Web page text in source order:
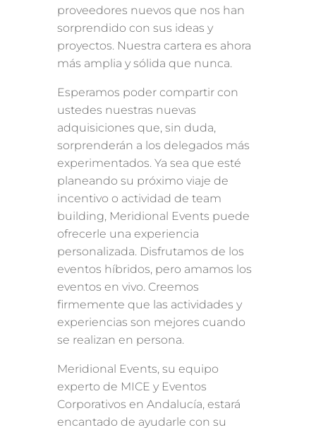
proveedores nuevos que nos han
sorprendido con sus ideas y
proyectos. Nuestra cartera es ahora
más amplia y sólida que nunca.
Esperamos poder compartir con
ustedes nuestras nuevas
adquisiciones que, sin duda,
sorprenderán a los delegados más
experimentados. Ya sea que esté
planeando su próximo viaje de
incentivo o actividad de team
building, Meridional Events puede
ofrecerle una experiencia
personalizada. Disfrutamos de los
eventos híbridos, pero amamos los
eventos en vivo. Creemos
firmemente que las actividades y
experiencias son mejores cuando
se realizan en persona.
Meridional Events, su equipo
experto de MICE y Eventos
Corporativos en Andalucía, estará
encantado de ayudarle con su